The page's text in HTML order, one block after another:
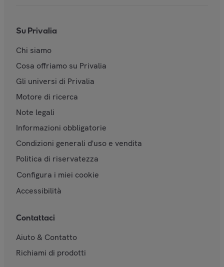
Su Privalia
Chi siamo
Cosa offriamo su Privalia
Gli universi di Privalia
Motore di ricerca
Note legali
Informazioni obbligatorie
Condizioni generali d'uso e vendita
Politica di riservatezza
Configura i miei cookie
Accessibilità
Contattaci
Aiuto & Contatto
Richiami di prodotti